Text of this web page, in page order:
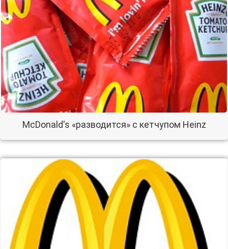
McDonald's «разводится» с кетчупом Heinz